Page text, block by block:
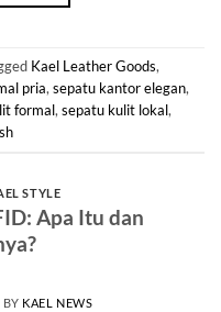
Kael Leather Goods,
pria, sepatu kantor elegan,
formal, sepatu kulit lokal,
STYLE
Apa Itu dan
BY KAEL NEWS